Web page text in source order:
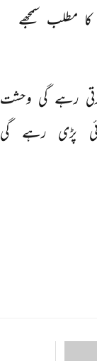
کا مطلب سمجھے
رہے گی وحشت
پڑی رہے گی